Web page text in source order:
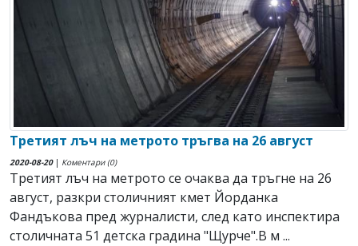
Третият лъч на метрото тръгва на 26 август
2020-08-20| Коментари (0)
Третият лъч на метрото се очаква да тръгне на 26
август, разкри столичният кмет Йорданка
Фандъкова пред журналисти, след като инспектира
столичната 51 детска градина "Щурче".В м ...